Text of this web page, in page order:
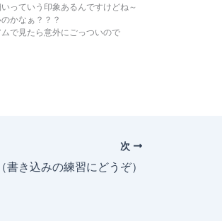
っていう印象あるんですけどね～
かなぁ？？？
で見たら意外にごっついので
次
き込みの練習にどうぞ）